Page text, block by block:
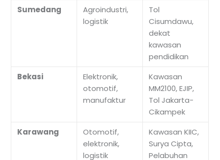
Sumedang
Agroindustri,
logistik
Tol
Cisumdawu,
dekat
kawasan
pendidikan
Bekasi
Elektronik,
otomotif,
manufaktur
Kawasan
MM2100, EJIP,
Tol Jakarta-
Cikampek
Karawang
Otomotif,
elektronik,
logistik
Kawasan KIIC,
Surya Cipta,
Pelabuhan